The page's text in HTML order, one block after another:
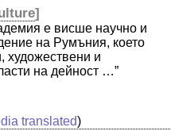
]
е висше научно и
на Румъния, което
художествени и
на дейност …”
translated)